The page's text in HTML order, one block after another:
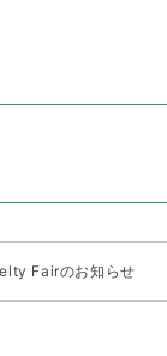
Fairのお知らせ